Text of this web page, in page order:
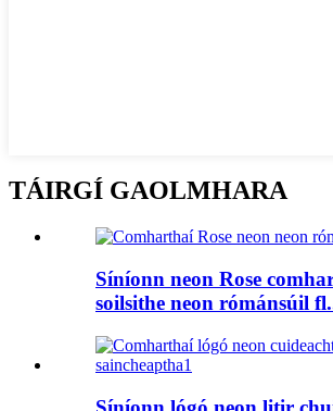
TÁIRGÍ GAOLMHARA
Síníonn neon Rose
soilsithe neon rómánsúil